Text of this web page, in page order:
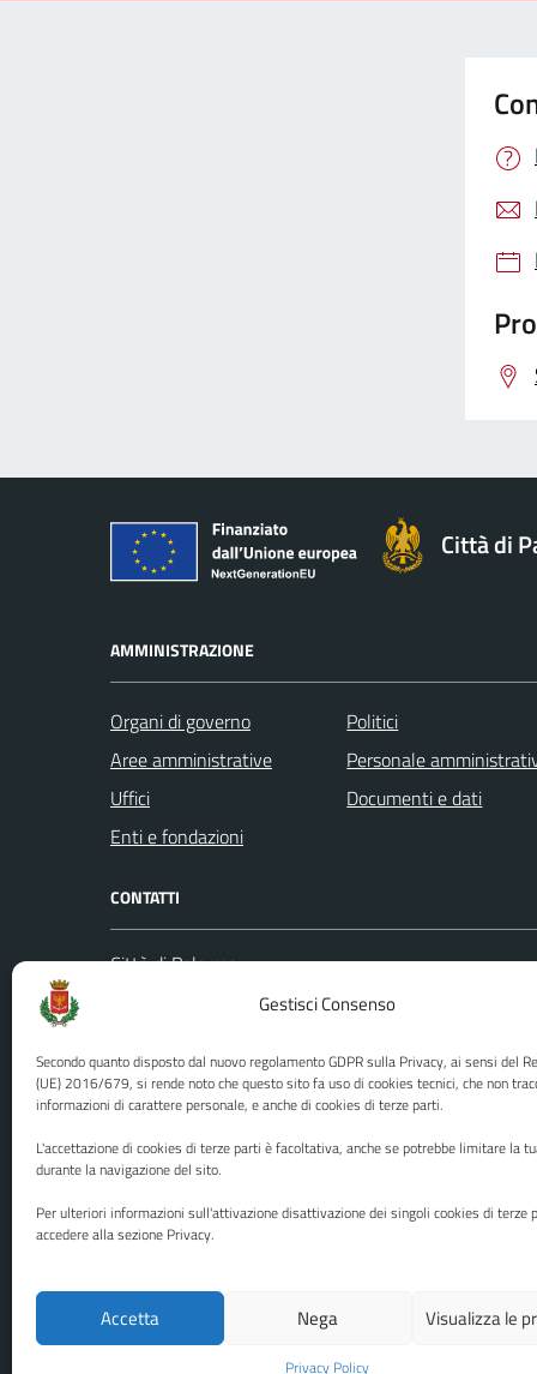
Gestisci Consenso
Secondo quanto disposto dal nuovo regolamento GDPR sulla Privacy, ai sensi del
(UE) 2016/679, si rende noto che questo sito fa uso di cookies tecnici, che non
informazioni di carattere personale, e anche di cookies di terze parti.
L'accettazione di cookies di terze parti è facoltativa, anche se potrebbe limitare la
durante la navigazione del sito.
Per ulteriori informazioni sull'attivazione disattivazione dei singoli cookies di terze
accedere alla sezione Privacy.
Accetta Nega Visualizza le
Privacy Policy
Città di
AMMINISTRAZIONE
Organi di governo
Aree amministrative
Uffici
Enti e fondazioni
Politici
Personale
Documenti e dati
CONTATTI
Città di Palermo
Codice fiscale / P. IVA:80016350821
U.O. Ufficio Relazioni con il Pubblico
(URP)
Numero verde: 0917401111
PEC:protocollo@cert.comune.palermo.it
Leggi le
Media policy
Mappa del sito